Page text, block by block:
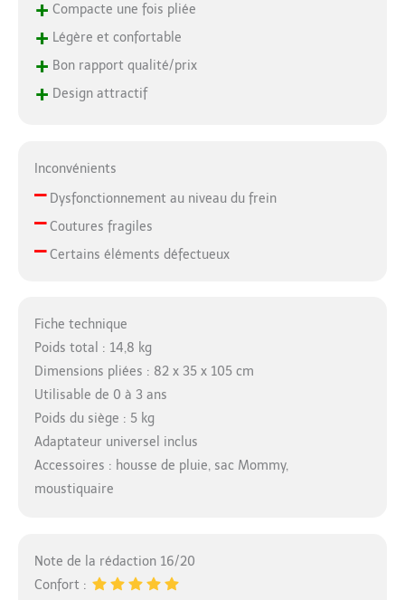
clientèle en ligne pour
+ Compacte une fois pliée
+ Légère et confortable
+ Bon rapport qualité/prix
+ Design attractif
Inconvénients
–Dysfonctionnement au niveau du frein
–Coutures fragiles
–Certains éléments défectueux
Fiche technique
Poids total : 14,8 kg
Dimensions pliées : 82 x 35 x 105 cm
Utilisable de 0 à 3 ans
Poids du siège : 5 kg
Adaptateur universel inclus
Accessoires : housse de pluie, sac Mommy,
moustiquaire
Note de la rédaction 16/20
Confort :